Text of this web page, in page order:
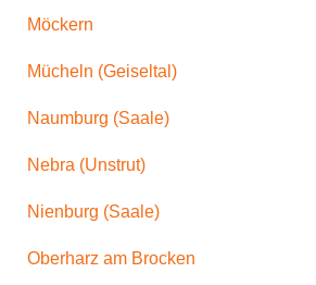
Möckern
Mücheln (Geiseltal)
Naumburg (Saale)
Nebra (Unstrut)
Nienburg (Saale)
Oberharz am Brocken